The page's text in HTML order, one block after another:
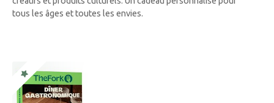
tous les âges et toutes les envies.